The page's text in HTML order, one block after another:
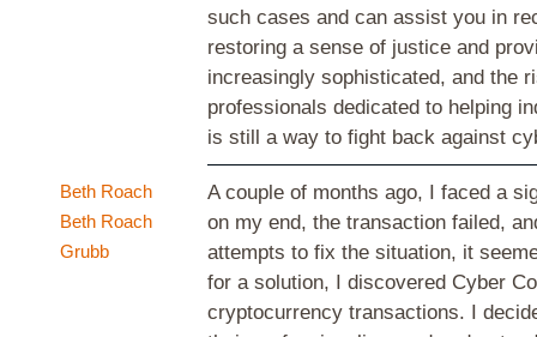
such cases and can assist you in
restoring a sense of justice and
increasingly sophisticated, and the
professionals dedicated to helping
is still a way to fight back against
Beth Roach
Beth Roach
Grubb
A couple of months ago, I faced a
on my end, the transaction failed,
attempts to fix the situation, it
for a solution, I discovered Cyber
cryptocurrency transactions. I